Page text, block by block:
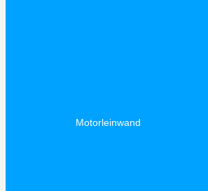
Motorleinwand